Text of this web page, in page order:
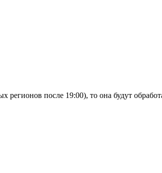
регионов после 19:00), то она будут